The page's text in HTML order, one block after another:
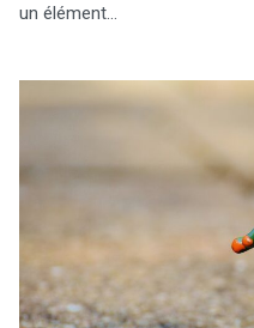
un élément…